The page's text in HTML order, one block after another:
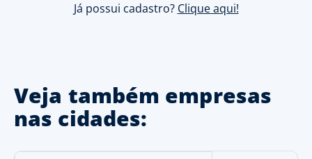
Já possui cadastro? Clique aqui!
Veja também empresas
nas cidades: